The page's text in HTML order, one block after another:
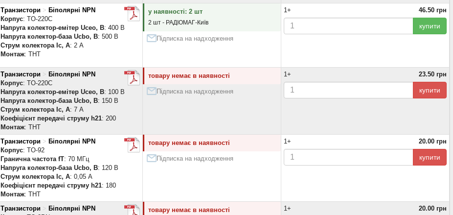
Транзистори > Біполярні NPN
Корпус: TO-220C
Напруга колектор-емітер Uceo, В: 400 В
Напруга колектор-база Ucbo, В: 500 В
Струм колектора Ic, А: 2 А
Монтаж: THT
у наявності: 2 шт
2 шт - РАДІОМАГ-Київ
Підписка на надходження
1+ 46.50 грн
купити
Транзистори > Біполярні NPN
Корпус: TO-220C
Напруга колектор-емітер Uceo, В: 100 В
Напруга колектор-база Ucbo, В: 150 В
Струм колектора Ic, А: 7 А
Коефіцієнт передачі струму h21: 200
Монтаж: THT
товару немає в наявності
Підписка на надходження
1+ 23.50 грн
купити
Транзистори > Біполярні NPN
Корпус: TO-92
Гранична частота fT: 70 МГц
Напруга колектор-база Ucbo, В: 120 В
Струм колектора Ic, А: 0,05 А
Коефіцієнт передачі струму h21: 180
Монтаж: THT
товару немає в наявності
Підписка на надходження
1+ 20.00 грн
купити
Транзистори > Біполярні NPN
товару немає в наявності 1+ 20.00 грн